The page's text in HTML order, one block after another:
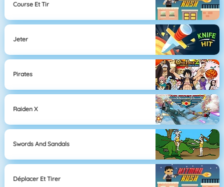
Course Et Tir
Jeter
Pirates
Raiden X
Swords And Sandals
Déplacer Et Tirer